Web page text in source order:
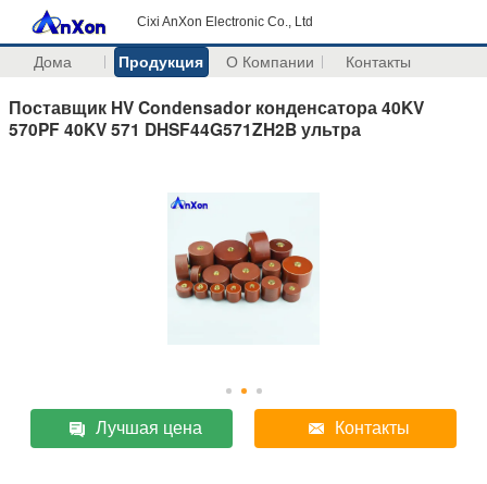
Cixi AnXon Electronic Co., Ltd
Дома Продукция О Компании Контакты
Поставщик HV Condensador конденсатора 40KV
570PF 40KV 571 DHSF44G571ZH2B ультра
Лучшая цена Контакты